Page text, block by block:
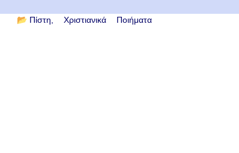
📂 Πίστη Χριστιανικά Ποιήματα